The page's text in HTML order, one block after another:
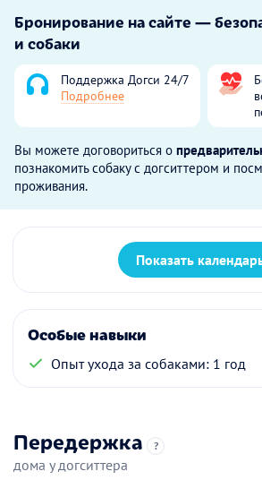
Бронирование на сайте —
и собаки
Поддержка Догси 24/7
Подробнее
Вы можете договориться о
познакомить собаку с догситтером и
проживания.
Показать
Особые навыки
Опыт ухода за собаками: 1 год
Передержка ?
дома у догситтера